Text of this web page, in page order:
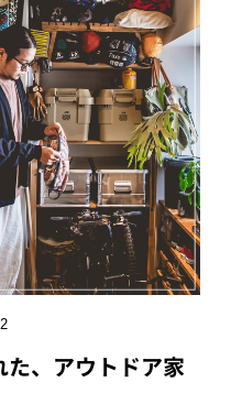
、アウトドア家